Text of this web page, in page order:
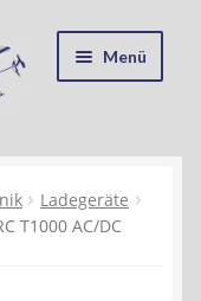
Menü
Ladegeräte
T1000 AC/DC